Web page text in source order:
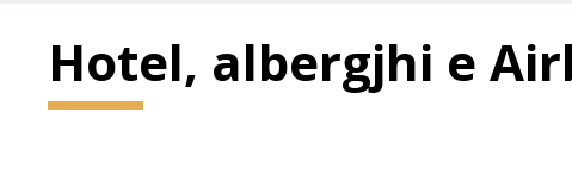
Hotel, albergjhi e